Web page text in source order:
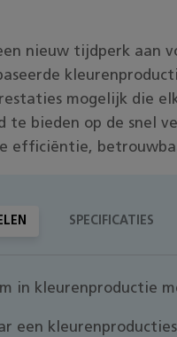
nieuw tijdperk aan
mogelijk die
te bieden op de snel
efficiëntie,
SPECIFICATIES
in kleurenproductie
een